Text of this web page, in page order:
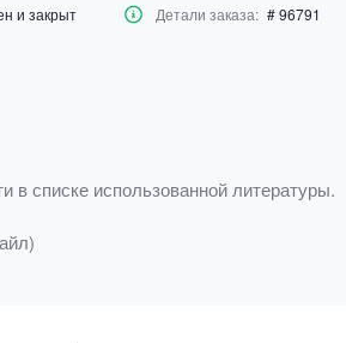
и закрыт Детали заказа: # 96791
списке использованной литературы.